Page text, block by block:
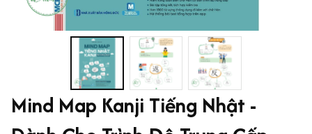
Mind Map Kanji Tiếng Nhật -